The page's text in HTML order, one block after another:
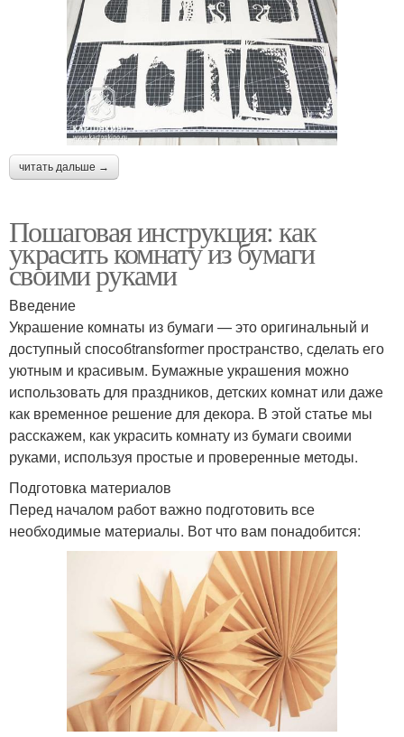
читать дальше →
Пошаговая инструкция: как
украсить комнату из бумаги
своими руками
Введение
Украшение комнаты из бумаги — это оригинальный и
доступный способtransformer пространство, сделать его
уютным и красивым. Бумажные украшения можно
использовать для праздников, детских комнат или даже
как временное решение для декора. В этой статье мы
расскажем, как украсить комнату из бумаги своими
руками, используя простые и проверенные методы.
Подготовка материалов
Перед началом работ важно подготовить все
необходимые материалы. Вот что вам понадобится: